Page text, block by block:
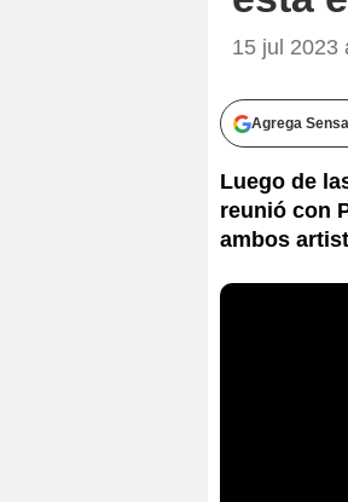
15 jul 2023
Agrega
Luego de
reunió con
ambos